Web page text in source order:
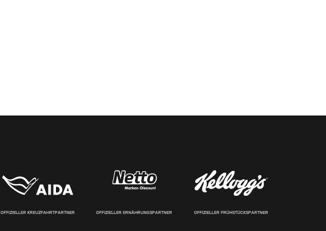
OFFIZIELLER KREUZFAHRTPARTNER OFFIZIELLER ERNÄHRUNGSPARTNER OFFIZIELLER FRÜHSTÜCKSPARTNER